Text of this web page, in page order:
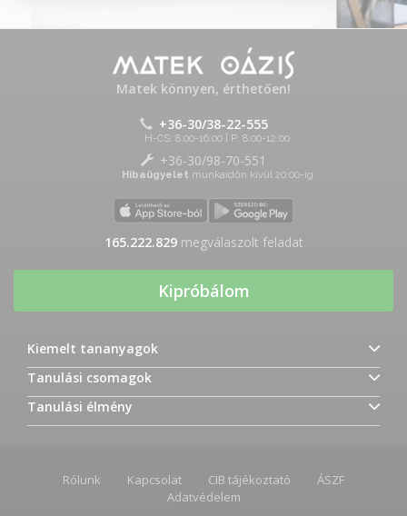
Matek könnyen, érthetően!
+36-30/38-22-555
H-CS: 8:00-16:00 | P: 8:00-12:00
+36-30/98-70-551
Hibaügyelet munkaidőn kívül 20:00-ig
165.222.829megválaszolt feladat
Kipróbálom
Kiemelt tananyagok
Tanulási csomagok
Tanulási élmény
Rólunk Kapcsolat CIB tájékoztató
ÁSZF
Adatvédelem